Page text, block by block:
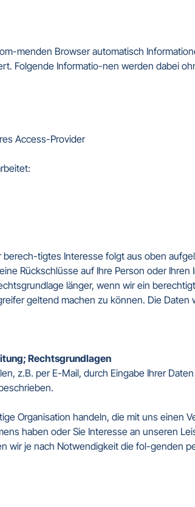
menden Browser automatisch
Folgende Informatio-nen werden dabei
Access-Provider
berech-tigtes Interesse folgt aus oben
Rückschlüsse auf Ihre Person oder
länger, wenn wir ein
geltend machen zu können. Die Daten
Rechtsgrundlagen
z.B. per E-Mail, durch Eingabe Ihrer
Organisation handeln, die mit uns einen
haben oder Sie Interesse an unseren
wir je nach Notwendigkeit die fol-genden